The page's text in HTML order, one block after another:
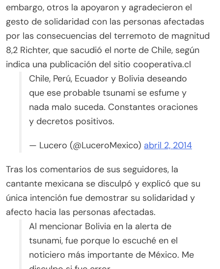
embargo, otros la apoyaron y agradecieron el
gesto de solidaridad con las personas afectadas
por las consecuencias del terremoto de magnitud
8,2 Richter, que sacudió el norte de Chile, según
indica una publicación del sitio cooperativa.cl
Chile, Perú, Ecuador y Bolivia deseando
que ese probable tsunami se esfume y
nada malo suceda. Constantes oraciones
y decretos positivos.
— Lucero (@LuceroMexico) abril 2, 2014
Tras los comentarios de sus seguidores, la
cantante mexicana se disculpó y explicó que su
única intención fue demostrar su solidaridad y
afecto hacia las personas afectadas.
Al mencionar Bolivia en la alerta de
tsunami, fue porque lo escuché en el
noticiero más importante de México. Me